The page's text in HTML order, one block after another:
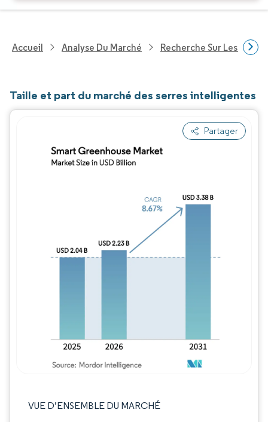
Accueil Analyse Du Marché Recherche Sur Les
Taille et part du marché des serres intelligentes
Partager
VUE D’ENSEMBLE DU MARCHÉ